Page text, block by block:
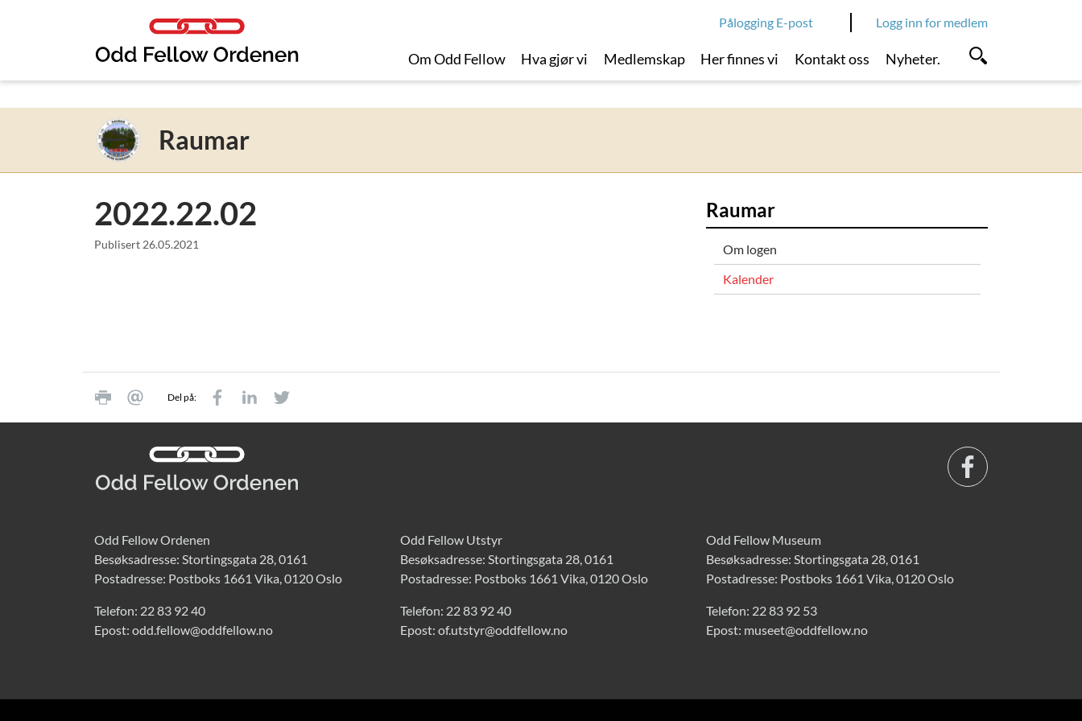
Logg inn for medlem
Pålogging E-post
Om Odd Fellow Hva gjør vi Medlemskap Her finnes vi Kontakt oss Nyheter.
Raumar
2022.22.02
Publisert 26.05.2021
Raumar
Om logen
Kalender
Del på:
Odd Fellow Ordenen
Besøksadresse: Stortingsgata 28, 0161
Postadresse: Postboks 1661 Vika, 0120 Oslo
Telefon: 22 83 92 40
Epost: odd.fellow@oddfellow.no
Odd Fellow Utstyr
Besøksadresse: Stortingsgata 28, 0161
Postadresse: Postboks 1661 Vika, 0120 Oslo
Telefon: 22 83 92 40
Epost: of.utstyr@oddfellow.no
Odd Fellow Museum
Besøksadresse: Stortingsgata 28, 0161
Postadresse: Postboks 1661 Vika, 0120 Oslo
Telefon: 22 83 92 53
Epost: museet@oddfellow.no